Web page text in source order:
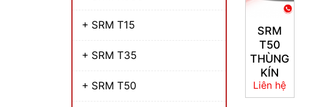
+ SRM T15
+ SRM T35
+ SRM T50
SRM
T50
THÙNG
KÍN
Liên hệ